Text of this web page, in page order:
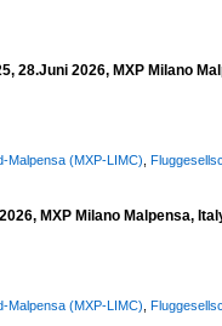
28.Juni 2026, MXP Milano
Malpensa (MXP-LIMC)
MXP Milano Malpensa,
Malpensa (MXP-LIMC)